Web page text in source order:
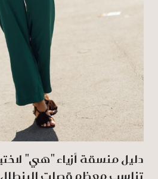
دليل منسقة أزياء "هي"